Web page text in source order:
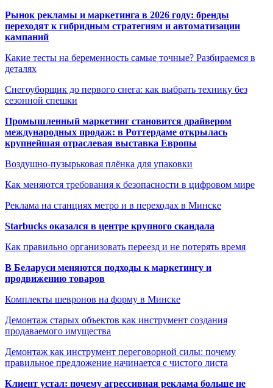
Рынок рекламы и маркетинга в 2026 году: бренды
переходят к гибридным стратегиям и автоматизации
кампаний
Какие тесты на беременность самые точные? Разбираемся в
деталях
Снегоуборщик до первого снега: как выбрать технику без
сезонной спешки
Промышленный маркетинг становится драйвером
международных продаж: в Роттердаме открылась
крупнейшая отраслевая выставка Европы
Воздушно-пузырьковая плёнка для упаковки
Как меняются требования к безопасности в цифровом мире
Реклама на станциях метро и в переходах в Минске
Starbucks оказался в центре крупного скандала
Как правильно организовать переезд и не потерять время
В Беларуси меняются подходы к маркетингу и
продвижению товаров
Комплекты шевронов на форму в Минске
Демонтаж старых объектов как инструмент создания
продаваемого имущества
Демонтаж как инструмент переговорной силы: почему
правильное предложение начинается с чистого листа
Клиент устал: почему агрессивная реклама больше не